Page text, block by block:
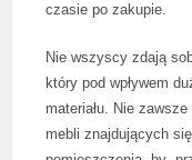
czasie po zakupie.
Nie wszyscy zdają
który pod wpływem
materiału. Nie
mebli znajdujących